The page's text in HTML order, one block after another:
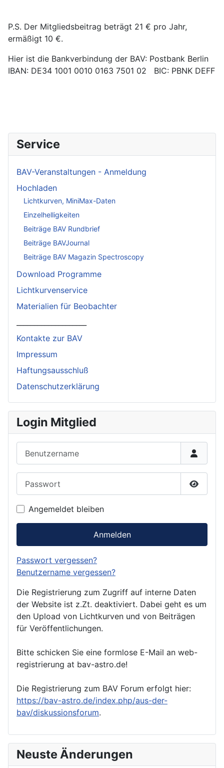
P.S. Der Mitgliedsbeitrag beträgt 21 € pro Jahr,
ermäßigt 10 €.
Hier ist die Bankverbindung der BAV: Postbank Berlin
IBAN: DE34 1001 0010 0163 7501 02 BIC: PBNK DEFF
Service
BAV-Veranstaltungen - Anmeldung
Hochladen
Lichtkurven, MiniMax-Daten
Einzelhelligkeiten
Beiträge BAV Rundbrief
Beiträge BAVJournal
Beiträge BAV Magazin Spectroscopy
Download Programme
Lichtkurvenservice
Materialien für Beobachter
Kontakte zur BAV
Impressum
Haftungsausschluß
Datenschutzerklärung
Login Mitglied
Angemeldet bleiben
Anmelden
Passwort vergessen?
Benutzername vergessen?
Die Registrierung zum Zugriff auf interne Daten
der Website ist z.Zt. deaktiviert. Dabei geht es um
den Upload von Lichtkurven und von Beiträgen
für Veröffentlichungen.
Bitte schicken Sie eine formlose E-Mail an web-
registrierung at bav-astro.de!
Die Registrierung zum BAV Forum erfolgt hier:
https://bav-astro.de/index.php/aus-der-
bav/diskussionsforum.
Neuste Änderungen